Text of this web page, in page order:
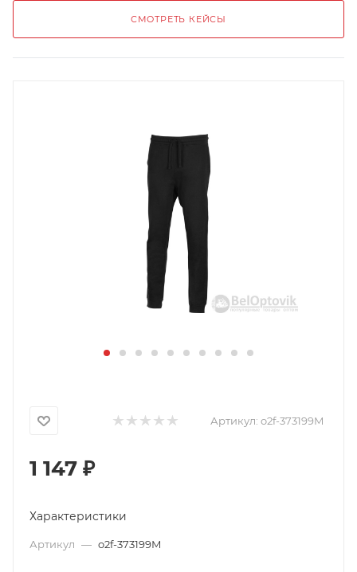
СМОТРЕТЬ КЕЙСЫ
Артикул: o2f-373199M
1 147 ₽
Характеристики
Артикул — o2f-373199M